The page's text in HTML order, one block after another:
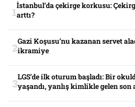
İstanbul’da çekirge korkusu:
arttı?
Gazi Koşusu’nu kazanan servet
ikramiye
LGS’de ilk oturum başladı: Bir
yaşandı, yanlış kimlikle gelen